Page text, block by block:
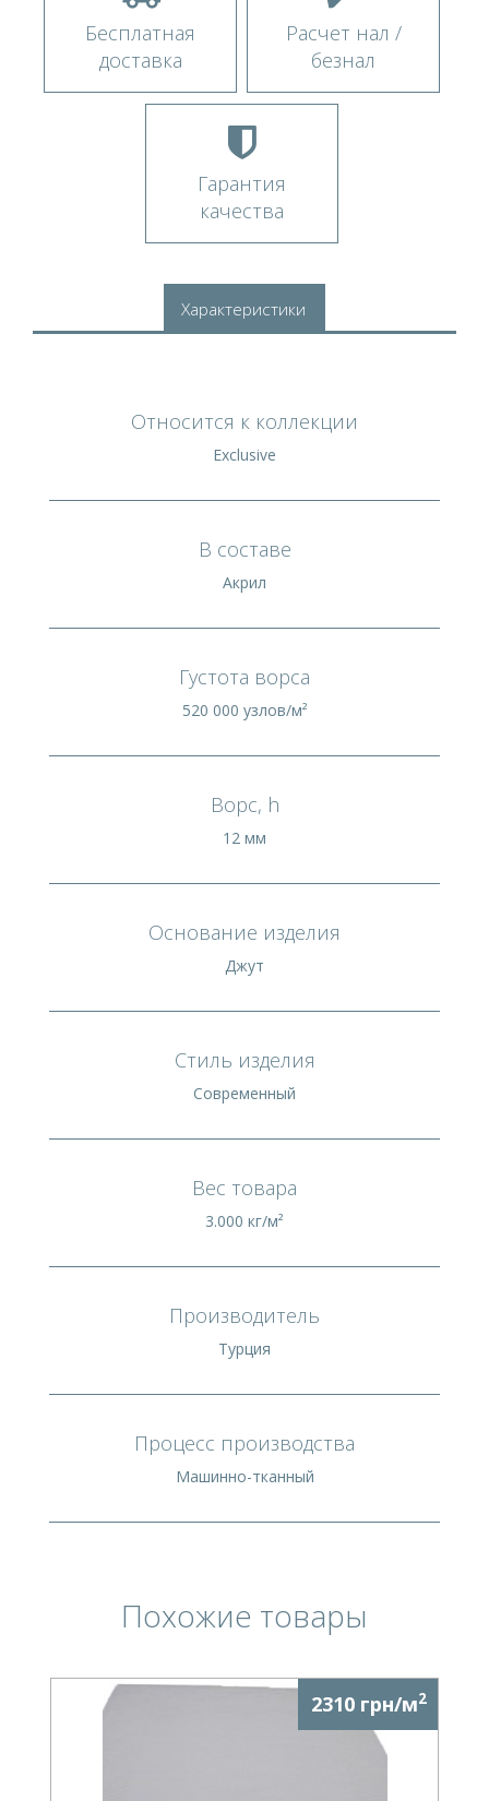
Бесплатная
доставка
Расчет нал /
безнал
Гарантия
качества
Характеристики
Относится к коллекции
Exclusive
В составе
Акрил
Густота ворса
520 000 узлов/м²
Ворс, h
12 мм
Основание изделия
Джут
Стиль изделия
Современный
Вес товара
3.000 кг/м²
Производитель
Турция
Процесс производства
Машинно-тканный
Похожие товары
2310 грн/м2